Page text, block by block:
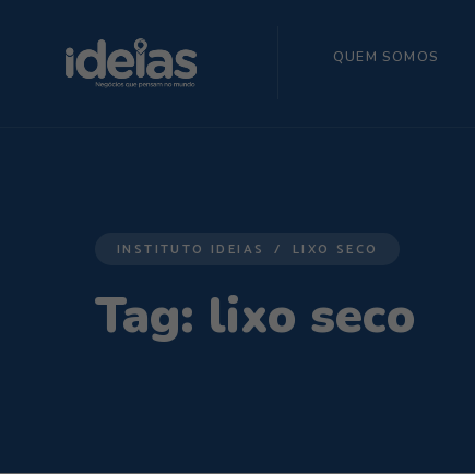
QUEM SOMOS
INSTITUTO IDEIAS LIXO SECO
Tag: lixo seco